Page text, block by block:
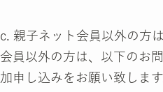
c. 親子ネット会員以外の方
会員以外の方は、以下のお
加申し込みをお願い致します